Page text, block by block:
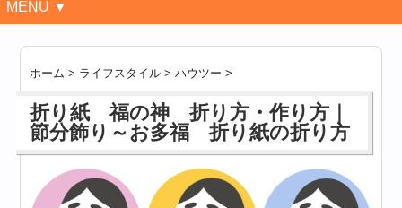
MENU ▼
ホーム > ライフスタイル >ハウツー >
折り紙 福の神 折り方・作り方｜
節分飾り～お多福 折り紙の折り方